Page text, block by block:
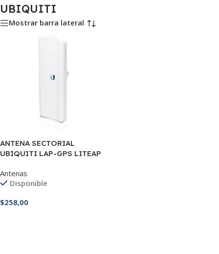
UBIQUITI
Mostrar barra lateral
ANTENA SECTORIAL
UBIQUITI LAP-GPS LITEAP
Antenas
Disponible
$258,00